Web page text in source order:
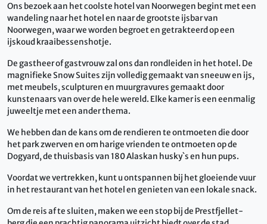
Ons bezoek aan het coolste hotel van Noorwegen begint met een
wandeling naar het hotel en naar de grootste ijsbar van
Noorwegen, waar we worden begroet en getrakteerd op een
ijskoud kraaibessenshotje.
De gastheer of gastvrouw zal ons dan rondleiden in het hotel. De
magnifieke Snow Suites zijn volledig gemaakt van sneeuw en ijs,
met meubels, sculpturen en muurgravures gemaakt door
kunstenaars van over de hele wereld. Elke kamer is een eenmalig
juweeltje met een ander thema.
We hebben dan de kans om de rendieren te ontmoeten die door
het park zwerven en om harige vrienden te ontmoeten op de
Dogyard, de thuisbasis van 180 Alaskan husky`s en hun pups.
Voordat we vertrekken, kunt u ontspannen bij het gloeiende vuur
in het restaurant van het hotel en genieten van een lokale snack.
Om de reis af te sluiten, maken we een stop bij de Prestfjellet-